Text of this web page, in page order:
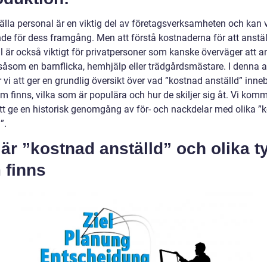
personal är en viktig del av företagsverksamheten och kan
för dess framgång. Men att förstå kostnaderna för att
är också viktigt för privatpersoner som kanske överväger att
en barnflicka, hemhjälp eller trädgårdsmästare. I denna
vi att ger en grundlig översikt över vad ”kostnad anställd”
finns, vilka som är populära och hur de skiljer sig åt. Vi
ge en historisk genomgång av för- och nackdelar med olika
”kostnad anställd” och olika
finns